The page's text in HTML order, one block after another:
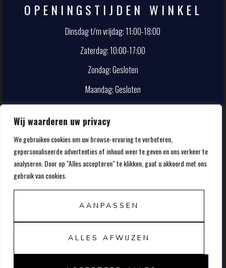
Wij waarderen uw privacy
We gebruiken cookies om uw browse-ervaring te verbeteren,
gepersonaliseerde advertenties of inhoud weer te geven en ons verkeer te
analyseren. Door op "Alles accepteren" te klikken, gaat u akkoord met ons
gebruik van cookies.
AANPASSEN
ALLES AFWIJZEN
OPENINGSTIJDEN WINKEL
Dinsdag t/m vrijdag: 11:00-18:00
Zaterdag: 10:00-17:00
Zondag: Gesloten
Maandag: Gesloten
CONTACT
info@smokehouse.nl
020-5857107